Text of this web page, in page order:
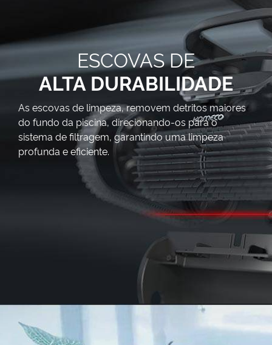
ESCOVAS DE
ALTA DURABILIDADE
As escovas de limpeza, removem detritos maiores
do fundo da piscina, direcionando-os para o
sistema de filtragem, garantindo uma limpeza
profunda e eficiente.